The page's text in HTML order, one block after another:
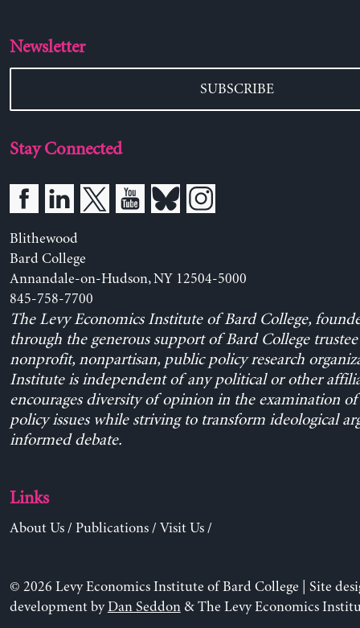
Newsletter
SUBSCRIBE
Stay Connected
Blithewood
Bard College
Annandale-on-Hudson, NY 12504-5000
845-758-7700
The Levy Economics Institute of Bard College,
through the generous support of Bard College trustee
nonprofit, nonpartisan, public policy research
Institute is independent of any political or other
encourages diversity of opinion in the examination
policy issues while striving to transform ideological
informed debate.
Links
About Us/ Publications/ Visit Us/
© 2026 Levy Economics Institute of Bard College | Site
development byDan Seddon& The Levy Economics